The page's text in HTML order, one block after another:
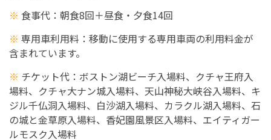
※ 食事代 ：朝食8回＋昼食・夕食14回
※ 専用車利用料 ：移動に使用する専用車両の利用料金が
含まれています。
※ チケット代：ボストン湖ビーチ入場料、クチャ王府入
場料、クチャ大ナン城入場料、天山神秘大峡谷入場料、キ
ジル千仏洞入場料、白沙湖入場料、カラクル湖入場料、石
の城と金草原入場料、香妃園風景区入場料、エイティガー
ルモスク入場料